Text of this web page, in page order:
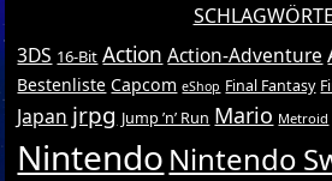
3DS 16-Bit Action Action-Adventure
Bestenliste Capcom eShop Final Fantasy
Japan jrpg Jump ’n’ Run Mario Metroid
Nintendo Nintendo